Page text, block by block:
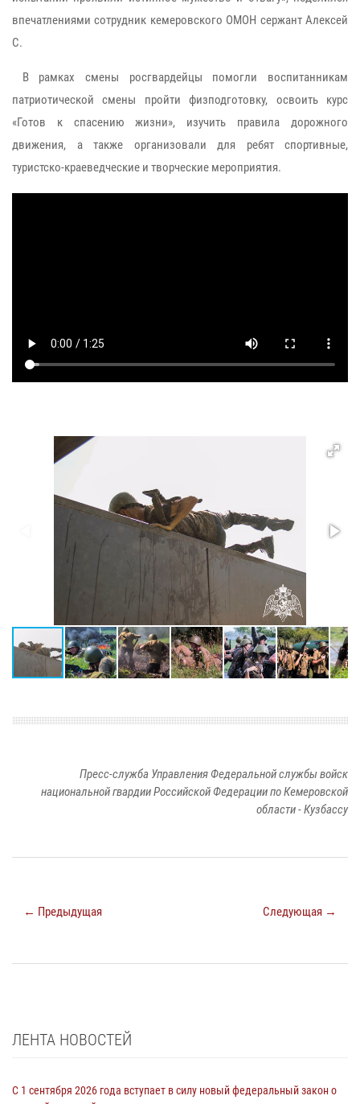
впечатлениями сотрудник кемеровского ОМОН сержант Алексей
С.
В рамках смены росгвардейцы помогли воспитанникам
патриотической смены пройти физподготовку, освоить курс
«Готов к спасению жизни», изучить правила дорожного
движения, а также организовали для ребят спортивные,
туристско-краеведческие и творческие мероприятия.
Пресс-служба Управления Федеральной службы войск
национальной гвардии Российской Федерации по Кемеровской
области - Кузбассу
← Предыдущая Следующая →
ЛЕНТА НОВОСТЕЙ
С 1 сентября 2026 года вступает в силу новый федеральный закон о